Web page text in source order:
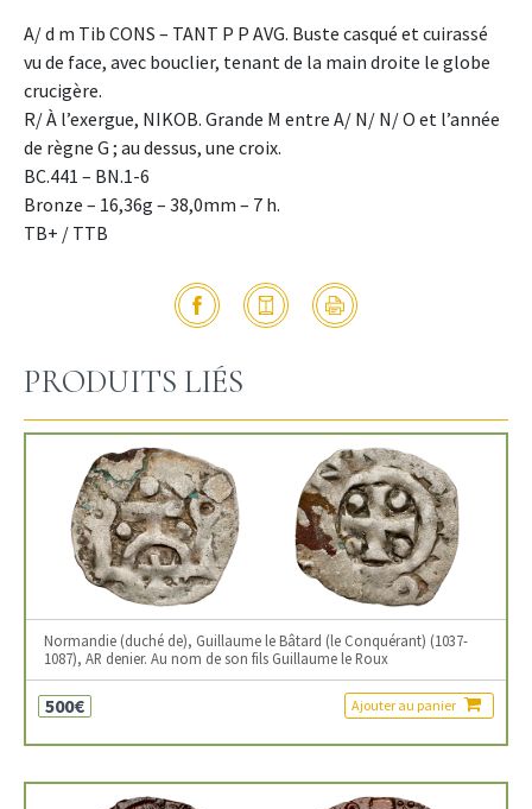
A/ d m Tib CONS – TANT P P AVG. Buste casqué et cuirassé
vu de face, avec bouclier, tenant de la main droite le globe
crucigère.
R/ À l’exergue, NIKOB. Grande M entre A/ N/ N/ O et l’année
de règne G ; au dessus, une croix.
BC.441 – BN.1-6
Bronze – 16,36g – 38,0mm – 7 h.
TB+ / TTB
PRODUITS LIÉS
Normandie (duché de), Guillaume le Bâtard (le Conquérant) (1037-
1087), AR denier. Au nom de son fils Guillaume le Roux
500€ Ajouter au panier